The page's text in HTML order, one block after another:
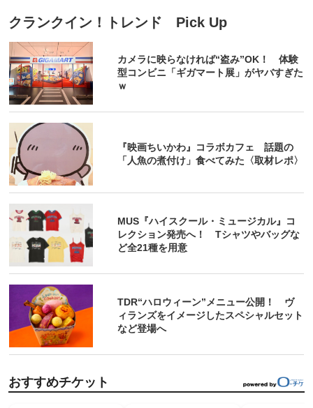
クランクイン！トレンド Pick Up
カメラに映らなければ“盗み”OK！ 体験
型コンビニ「ギガマート展」がヤバすぎた
ｗ
『映画ちいかわ』コラボカフェ 話題の
「人魚の煮付け」食べてみた〈取材レポ〉
MUS『ハイスクール・ミュージカル』コ
レクション発売へ！ Tシャツやバッグな
ど全21種を用意
TDR“ハロウィーン”メニュー公開！ ヴ
ィランズをイメージしたスペシャルセット
など登場へ
おすすめチケット